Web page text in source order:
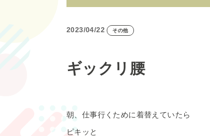
2023/04/22 その他
ギックリ腰
朝、仕事行くために着替えていたら
ピキッと